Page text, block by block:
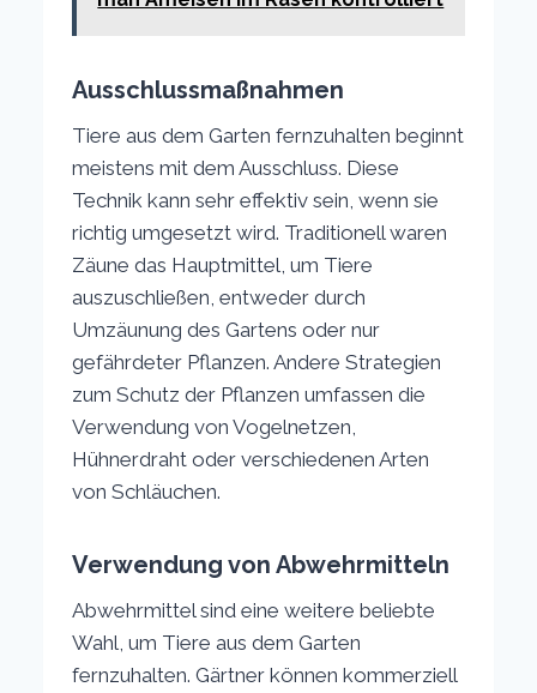
Ausschlussmaßnahmen
Tiere aus dem Garten fernzuhalten beginnt
meistens mit dem Ausschluss. Diese
Technik kann sehr effektiv sein, wenn sie
richtig umgesetzt wird. Traditionell waren
Zäune das Hauptmittel, um Tiere
auszuschließen, entweder durch
Umzäunung des Gartens oder nur
gefährdeter Pflanzen. Andere Strategien
zum Schutz der Pflanzen umfassen die
Verwendung von Vogelnetzen,
Hühnerdraht oder verschiedenen Arten
von Schläuchen.
Verwendung von Abwehrmitteln
Abwehrmittel sind eine weitere beliebte
Wahl, um Tiere aus dem Garten
fernzuhalten. Gärtner können kommerziell